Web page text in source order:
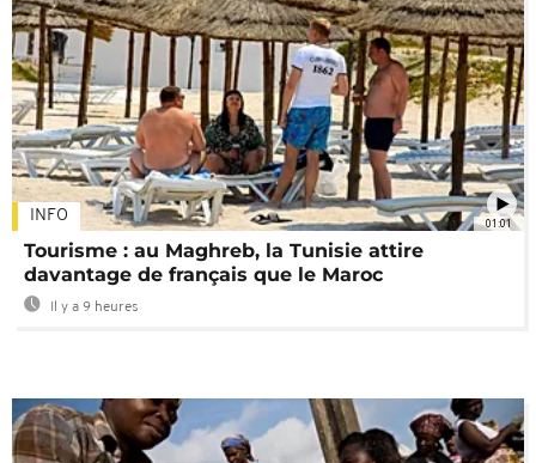
01:01
INFO
Tourisme : au Maghreb, la Tunisie attire
davantage de français que le Maroc
Il y a 9 heures